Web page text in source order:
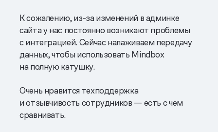
К сожалению, из-за изменений в админке
сайта у нас постоянно возникают проблемы
с интеграцией. Сейчас налаживаем передачу
данных, чтобы использовать Mindbox
на полную катушку.
Очень нравится техподдержка
и отзывчивость сотрудников — есть с чем
сравнивать.